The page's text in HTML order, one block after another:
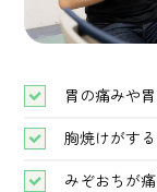
胃の痛みや
胸焼けがする
みぞおちが